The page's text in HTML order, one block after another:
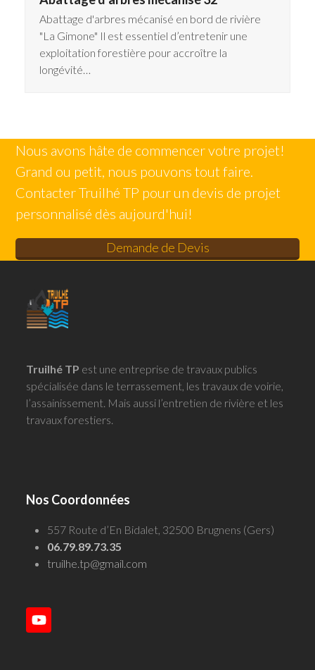
Abattage d'arbres mécanisé en bord de rivière
"La Gimone" Il est essentiel d’entretenir une
exploitation forestière pour accroître la
longévité…
Nous avons hâte de commencer votre projet!
Grand ou petit, nous pouvons tout faire.
Contacter Truilhé TP pour un devis de projet
personnalisé dès aujourd'hui!
Demande de Devis
Truilhé TP est une entreprise de travaux publics
spécialisée dans le terrassement, les travaux de voirie,
l’assainissement. Mais aussi l’entretien de rivière et les
travaux forestiers.
Nos Coordonnées
557 Route d’En Bidalet, 32500 Brugnens (Gers)
06.79.89.73.35
truilhe.tp@gmail.com
YouTube